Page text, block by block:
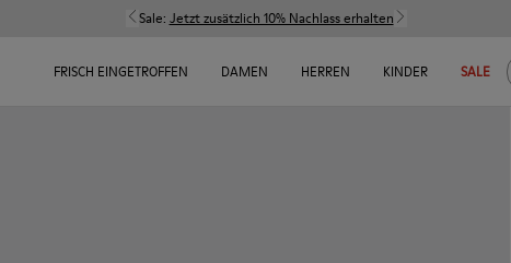
Sale: Jetzt zusätzlich 10% Nachlass erhalten
FRISCH EINGETROFFEN DAMEN HERREN KINDER SALE